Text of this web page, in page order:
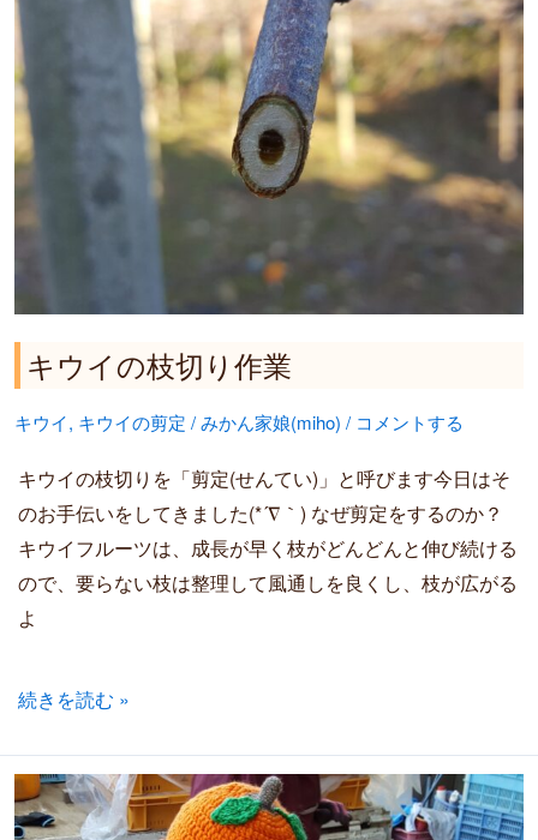
キウイの枝切り作業
キウイ, キウイの剪定 /みかん家娘(miho) / コメントする
キウイの枝切りを「剪定(せんてい)」と呼びます今日はそ
のお手伝いをしてきました(*´∇｀) なぜ剪定をするのか？
キウイフルーツは、成長が早く枝がどんどんと伸び続ける
ので、要らない枝は整理して風通しを良くし、枝が広がる
よ
イ
の
枝
切
り
作
業
続きを読む »
2019.11
キ